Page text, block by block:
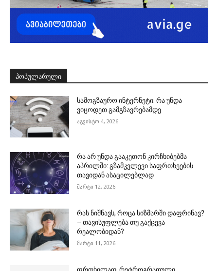
ᲞᲝᲞᲣᲚᲐᲠᲣᲚᲘ
სამოგზაურო ინტერნეტი: რა უნდა
ვიცოდეთ გამგზავრებამდე
აგვისტო 4, 2026
რა არ უნდა გააკეთონ კირჩხიბებმა
აპრილში: გზამკვლევი საფრთხეების
თავიდან ასაცილებლად
მარტი 12, 2026
რას ნიშნავს, როცა სიზმარში დაფრინავ?
– თავისუფლება თუ გაქცევა
რეალობიდან?
მარტი 11, 2026
ფრთხილად, რეტროგრადული